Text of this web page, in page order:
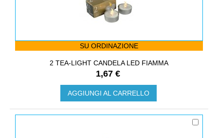
SU ORDINAZIONE
2 TEA-LIGHT CANDELA LED FIAMMA
1,67 €
AGGIUNGI AL CARRELLO